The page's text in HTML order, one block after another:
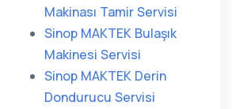
Makinası Tamir Servisi
Sinop MAKTEK Bulaşık
Makinesi Servisi
Sinop MAKTEK Derin
Dondurucu Servisi